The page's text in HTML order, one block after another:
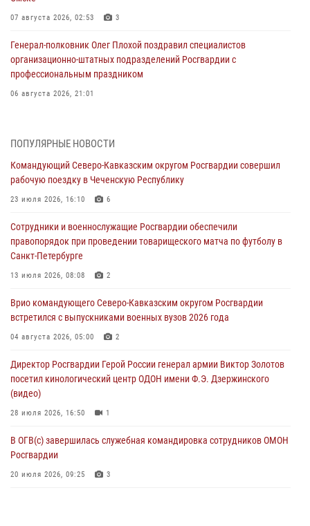
07 августа 2026, 02:53 3
Генерал-полковник Олег Плохой поздравил специалистов
организационно-штатных подразделений Росгвардии с
профессиональным праздником
06 августа 2026, 21:01
Росгвардии (видео)
06 августа 2026, 14:47 10 1
В Брянске сотрудники и военнослужащие Росгвардии почтили
06 августа 2026, 14:36 2
В кинологическом центре Уральского округа Росгвардии почтили
память товарищей, погибших при исполнении воинского долга
В Центральном округе Росгвардии прошли мероприятия к
108‑летию генерала армии И.К. Яковлева
Росгвардейцы задержали мужчину, открывшего стрельбу в
Подмосковье (видео)
06 августа 2026, 12:35
ПОПУЛЯРНЫЕ НОВОСТИ
Командующий Северо-Кавказским округом Росгвардии совершил
рабочую поездку в Чеченскую Республику
23 июля 2026, 16:10 6
Сотрудники и военнослужащие Росгвардии обеспечили
правопорядок при проведении товарищеского матча по футболу в
Санкт-Петербурге
13 июля 2026, 08:08 2
Врио командующего Северо-Кавказским округом Росгвардии
встретился с выпускниками военных вузов 2026 года
04 августа 2026, 05:00 2
Директор Росгвардии Герой России генерал армии Виктор Золотов
посетил кинологический центр ОДОН имени Ф.Э. Дзержинского
(видео)
28 июля 2026, 16:50 1
В ОГВ(с) завершилась служебная командировка сотрудников ОМОН
Росгвардии
20 июля 2026, 09:25 3